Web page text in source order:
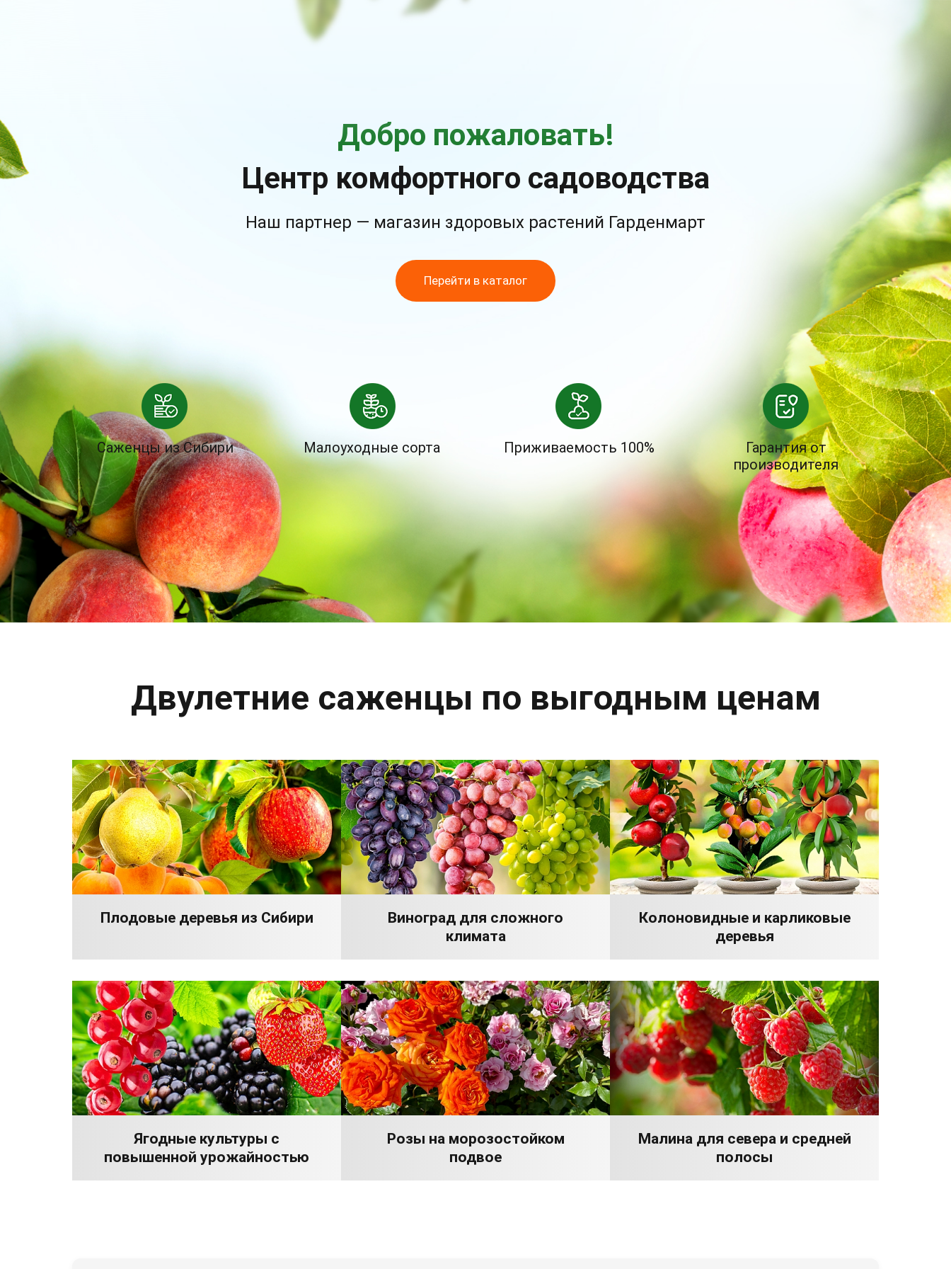
Добро пожаловать!
Центр комфортного садоводства
Наш партнер — магазин здоровых растений Гарденмарт
Перейти в каталог
Саженцы из Сибири Малоуходные сорта Приживаемость 100%
Гарантия от
производителя
Двулетние саженцы по выгодным ценам
Плодовые деревья из Сибири
Виноград для сложного
климата
Колоновидные и карликовые
деревья
Ягодные культуры с
повышенной урожайностью
Розы на морозостойком
подвое
Малина для севера и средней
полосы